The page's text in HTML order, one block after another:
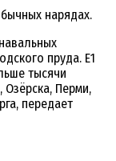
нарядах.
пруда. E1
тысячи
Озёрска, Перми,
передает